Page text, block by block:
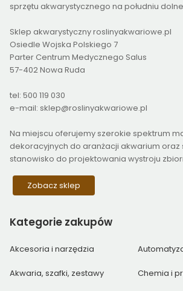
sprzętu akwarystycznego na południu
Sklep akwarystyczny roslinyakwariowe.pl
Osiedle Wojska Polskiego 7
Parter Centrum Medycznego Salus
57-402 Nowa Ruda
tel: 500 119 030
e-mail: sklep@roslinyakwariowe.pl
Na miejscu oferujemy szerokie spektrum
dekoracyjnych do aranżacji akwarium oraz
stanowisko do projektowania wystroju
Zobacz sklep
Kategorie zakupów
Akcesoria i narzędzia
Akwaria, szafki, zestawy Chemia i